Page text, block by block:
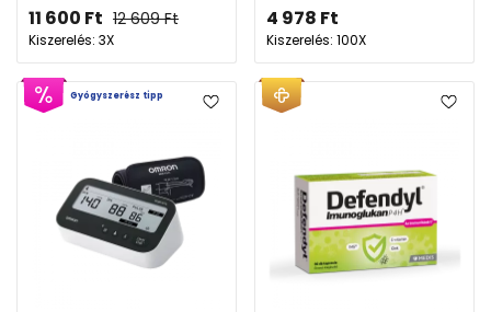
11 600 Ft 12 609Ft
Kiszerelés: 3X
4 978 Ft
Kiszerelés: 100X
Gyógyszerész tipp